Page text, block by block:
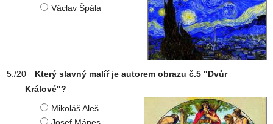
Václav Špála
Který slavný malíř je autorem obrazu č.5 "Dvůr
Králové"?
Mikoláš Aleš